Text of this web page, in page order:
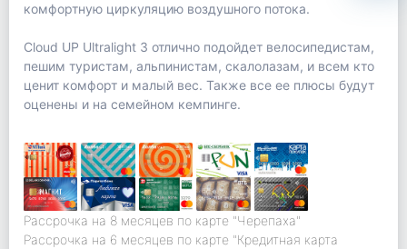
комфортную циркуляцию воздушного потока.
Cloud UP Ultralight 3 отлично подойдет велосипедистам,
пешим туристам, альпинистам, скалолазам, и всем кто
ценит комфорт и малый вес. Также все ее плюсы будут
оценены и на семейном кемпинге.
Рассрочка на 8 месяцев по карте "Черепаха"
Рассрочка на 6 месяцев по карте "Кредитная карта